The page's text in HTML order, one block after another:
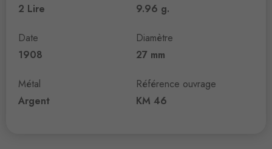
2 Lire
Date
1908
Métal
Argent
9.96 g.
Diamètre
27 mm
Référence ouvrage
KM 46